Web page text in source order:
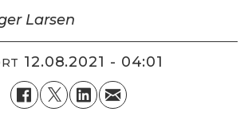
Larsen
12.08.2021 - 04:01